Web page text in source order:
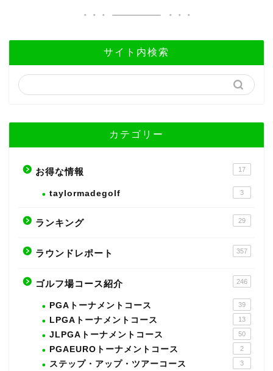
サイト内検索
カテゴリー
お得な情報 17
taylormadegolf 3
ランキング 29
ラウンドレポート 357
ゴルフ場コース紹介 246
PGAトーナメントコース 39
LPGAトーナメントコース 13
JLPGAトーナメントコース 50
PGAEUROトーナメントコース 2
ステップ・アップ・ツアーコース 3